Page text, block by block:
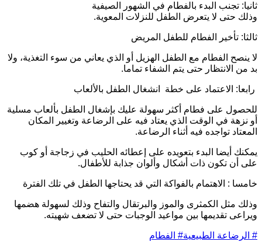
ثانيا: تجنب البدء بالفطام في الشهور الصيفية
وذلك حتى لا يتعرض الطفل للنزلات المعوية.
ثالثا: تأخير الفطام للطفل المريض
لا ينصح الفطام مع الطفل الهزيل أو الذي يعاني من سوء التغذية، ولا
بد من الانتظار حتى يتم الشفاء تماما.
رابعا: الاعتماد على خطة انشغال الطفل بالألعاب
للحصول على فطام أكثر سهولة عليك بإشغال الطفل بألعاب مسلية
أو نزهة في الوقت الذي يعتاد فيه على الرضاعة وتغيير المكان
المعتاد تواجده فيه أثناء الرضاعة.
يمكنك أيضا البدء بتعويده على إعطائه الحليب في زجاجة أو كوب
على أن تكون ذات أشكال وألوان جذابة للأطفال.
خامسا : الاهتمام بالفواكة التي قد يحتاجها الطفل في تلك الفترة
وذلك مثل الكمثرى والموز والبرتقال والتفاح وذلك لسهولة هضمها
ويراعى تقديمها بين مواعيد الوجبات حتى لا تضعف شهيته.
# الرضاعة الطبيعية# الفطام